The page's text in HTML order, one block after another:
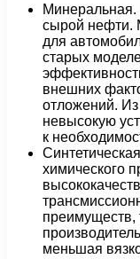
Минеральная.
сырой нефти.
для
старых
внешних
отложений.
невысокую
к
химического
преимуществ,
меньшая